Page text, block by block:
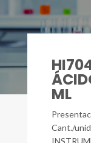
ML
Cant./